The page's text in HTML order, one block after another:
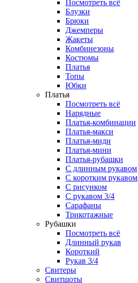
Посмотреть всё
Блузки
Брюки
Джемперы
Жакеты
Комбинезоны
Костюмы
Платья
Топы
Юбки
Платья
Посмотреть всё
Нарядные
Платья-комбинации
Платья-макси
Платья-миди
Платья-мини
Платья-рубашки
С длинным рукавом
С коротким рукавом
С рисунком
С рукавом 3/4
Сарафаны
Трикотажные
Рубашки
Посмотреть всё
Длинный рукав
Короткий
Рукав 3/4
Свитеры
Свитшоты